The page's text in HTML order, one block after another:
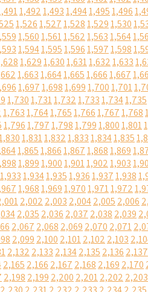
1,4921,4931,4941,4951,496
1,5261,5271,5281,5291,530
1,5601,5611,5621,5631,564
1,5941,5951,5961,5971,598
1,6291,6301,6311,6321,633
1,6631,6641,6651,6661,667
1,6971,6981,6991,7001,701
1,7301,7311,7321,7331,7341,735
1,7631,7641,7651,7661,7671,768
1,7961,7971,7981,7991,8001,801
1,8311,8321,8331,8341,835
1,8651,8661,8671,8681,869
1,8991,9001,9011,9021,903
1,9331,9341,9351,9361,9371,938
1,9681,9691,9701,9711,972
2,002 2,003 2,0042,005 2,006
2,035 2,036 2,037 2,038 2,039
2,067 2,068 2,069 2,070 2,071
2,099 2,100 2,1012,102 2,103
2,132 2,133 2,1342,135 2,136 2,137
2,165 2,166 2,167 2,168 2,169 2,170
2,198 2,199 2,200 2,2012,202 2,203